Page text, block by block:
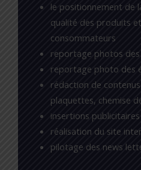
le positionnement de
qualité des produits
consommateurs
reportage photos des
reportage photo des
rédaction de
plaquettes, chemise
insertions
réalisation du site
pilotage des news